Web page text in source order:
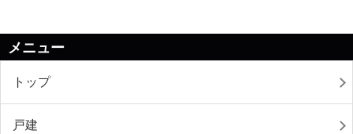
メニュー
トップ
戸建